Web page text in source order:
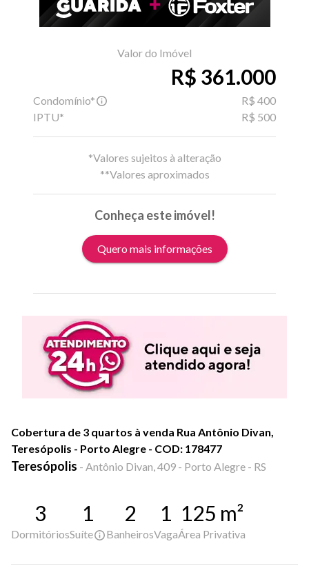
Valor do Imóvel
R$ 361.000
Condomínio*
R$ 400
IPTU*
R$ 500
*Valores sujeitos à alteração
**Valores aproximados
Conheça este imóvel!
Quero mais informações
Cobertura de 3 quartos à venda Rua Antônio Divan,
Teresópolis - Porto Alegre - COD: 178477
Teresópolis - Antônio Divan, 409 - Porto Alegre - RS
3
Dormitórios
1
Suíte
2
Banheiros
1
Vaga
125 m²
Área Privativa